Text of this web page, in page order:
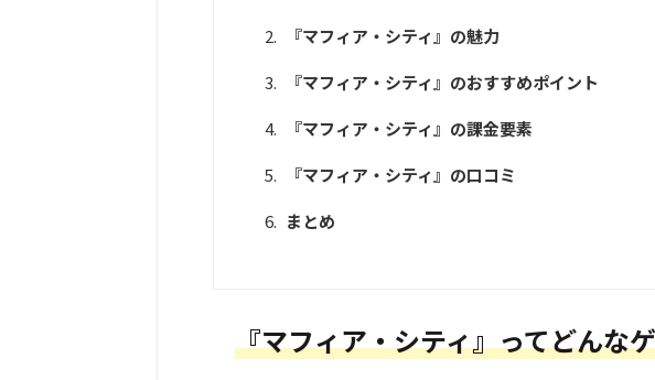
『マフィア・シティ』の魅力
『マフィア・シティ』のおすすめポイント
『マフィア・シティ』の課金要素
『マフィア・シティ』の口コミ
まとめ
『マフィア・シティ』ってどんな